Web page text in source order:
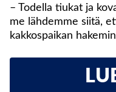
– Todella tiukat ja
me lähdemme siitä,
kakkospaikan